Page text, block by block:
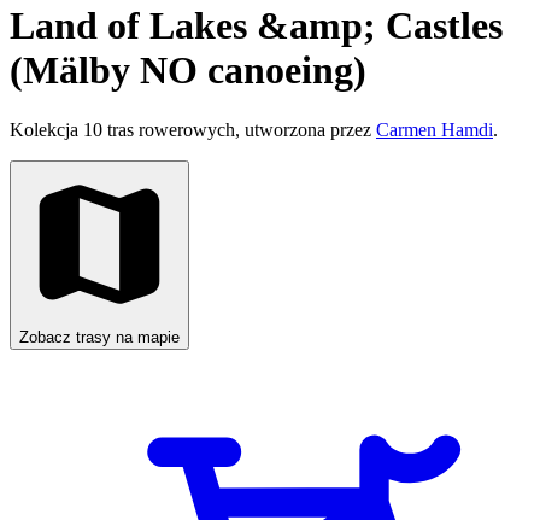
Land of Lakes &amp; Castles
(Mälby NO canoeing)
Kolekcja 10 tras rowerowych, utworzona przez Carmen Hamdi.
Zobacz trasy na mapie